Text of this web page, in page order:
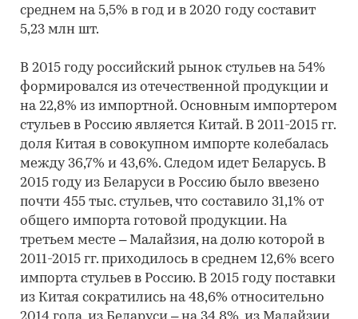
среднем на 5,5% в год и в 2020 году составит
5,23 млн шт.
В 2015 году российский рынок стульев на 54%
формировался из отечественной продукции и
на 22,8% из импортной. Основным импортером
стульев в Россию является Китай. В 2011-2015 гг.
доля Китая в совокупном импорте колебалась
между 36,7% и 43,6%. Следом идет Беларусь. В
2015 году из Беларуси в Россию было ввезено
почти 455 тыс. стульев, что составило 31,1% от
общего импорта готовой продукции. На
третьем месте – Малайзия, на долю которой в
2011-2015 гг. приходилось в среднем 12,6% всего
импорта стульев в Россию. В 2015 году поставки
из Китая сократились на 48,6% относительно